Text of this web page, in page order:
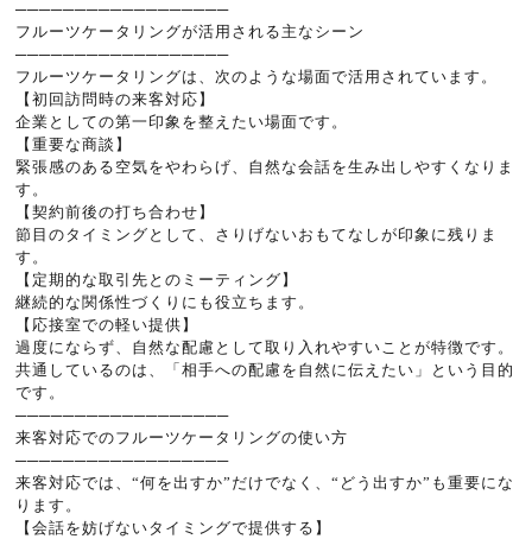
──────────────────
フルーツケータリングが活用される主なシーン
──────────────────
フルーツケータリングは、次のような場面で活用されています。
【初回訪問時の来客対応】
企業としての第一印象を整えたい場面です。
【重要な商談】
緊張感のある空気をやわらげ、自然な会話を生み出しやすくなりま
す。
【契約前後の打ち合わせ】
節目のタイミングとして、さりげないおもてなしが印象に残りま
す。
【定期的な取引先とのミーティング】
継続的な関係性づくりにも役立ちます。
【応接室での軽い提供】
過度にならず、自然な配慮として取り入れやすいことが特徴です。
共通しているのは、「相手への配慮を自然に伝えたい」という目的
です。
──────────────────
来客対応でのフルーツケータリングの使い方
──────────────────
来客対応では、“何を出すか”だけでなく、“どう出すか”も重要にな
ります。
【会話を妨げないタイミングで提供する】